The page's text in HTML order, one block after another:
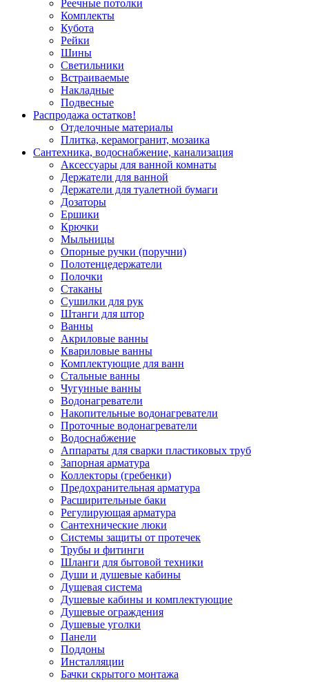
Реечные потолки
Комплекты
Кубота
Рейки
Шины
Светильники
Встраиваемые
Накладные
Подвесные
Распродажа остатков!
Отделочные материалы
Плитка, керамогранит, мозаика
Сантехника, водоснабжение, канализация
Аксессуары для ванной комнаты
Держатели для ванной
Держатели для туалетной бумаги
Дозаторы
Ершики
Крючки
Мыльницы
Опорные ручки (поручни)
Полотенцедержатели
Полочки
Стаканы
Сушилки для рук
Штанги для штор
Ванны
Акриловые ванны
Квариловые ванны
Комплектующие для ванн
Стальные ванны
Чугунные ванны
Водонагреватели
Накопительные водонагреватели
Проточные водонагреватели
Водоснабжение
Аппараты для сварки пластиковых труб
Запорная арматура
Коллекторы (гребенки)
Предохранительная арматура
Расширительные баки
Регулирующая арматура
Сантехнические люки
Системы защиты от протечек
Трубы и фитинги
Шланги для бытовой техники
Души и душевые кабины
Душевая система
Душевые кабины и комплектующие
Душевые ограждения
Душевые уголки
Панели
Поддоны
Инсталляции
Бачки скрытого монтажа